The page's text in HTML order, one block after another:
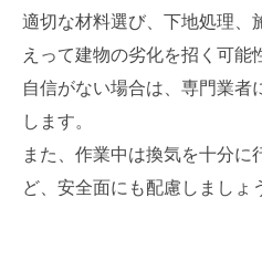
適切な材料選び、下地処理、
えって建物の劣化を招く可能
自信がない場合は、専門業者
します。
また、作業中は換気を十分に
ど、安全面にも配慮しましょ